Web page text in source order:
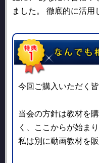
ました。 徹底的に活用
今回ご購入いただく
当会の方針は教材を
く、ここからが始まり
私は別に動画教材を